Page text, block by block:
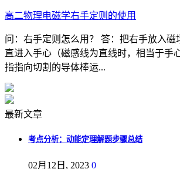
高二物理电磁学右手定则的使用
问：右手定则怎么用？ 答：把右手放入磁
直进入手心（磁感线为直线时，相当于手
指指向切割的导体棒运...
最新文章
考点分析：动能定理解题步骤总结
02月12日, 2023 0